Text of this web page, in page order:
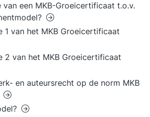
van een MKB-Groeicertificaat t.o.v.
1 van het MKB Groeicertificaat
2 van het MKB Groeicertificaat
en auteursrecht op de norm MKB